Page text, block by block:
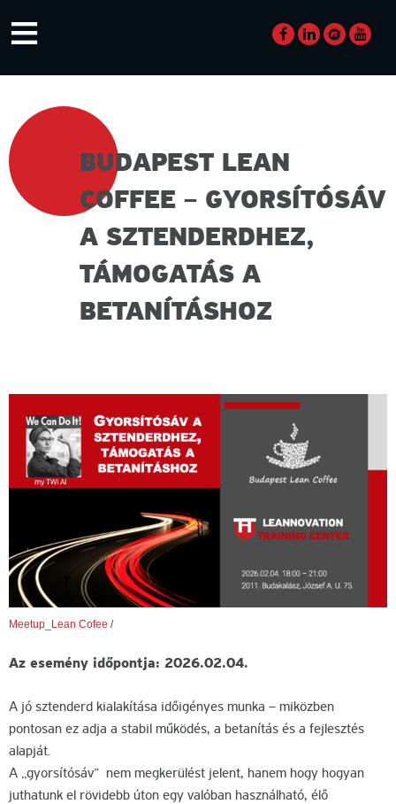
≡
BUDAPEST LEAN
COFFEE – GYORSÍTÓSÁV
A SZTENDERDHEZ,
TÁMOGATÁS A
BETANÍTÁSHOZ
Meetup_Lean Cofee /
Az esemény időpontja: 2026.02.04.
A jó sztenderd kialakítása időigényes munka – miközben
pontosan ez adja a stabil működés, a betanítás és a fejlesztés
alapját.
A „gyorsítósáv” nem megkerülést jelent, hanem hogy hogyan
juthatunk el rövidebb úton egy valóban használható, élő